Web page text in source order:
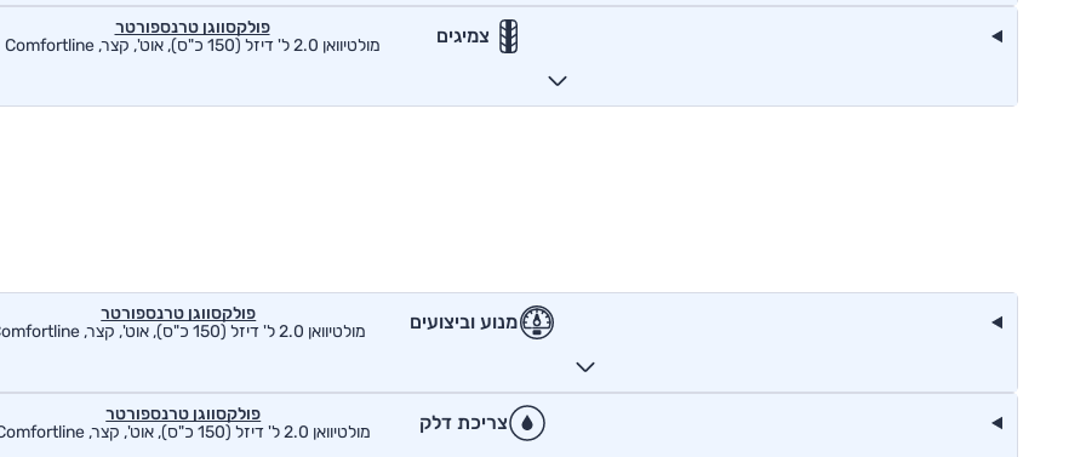
צמיגים
פולקסווגן טרנספורטר
מולטיוואן 2.0 ל' דיזל (150 כ"ס), אוט', קצר, Comfortline
מנוע וביצועים
פולקסווגן טרנספורטר
מולטיוואן 2.0 ל' דיזל (150 כ"ס), אוט', קצר, Comfortline
צריכת דלק
פולקסווגן טרנספורטר
מולטיוואן 2.0 ל' דיזל (150 כ"ס), אוט', קצר, Comfortline